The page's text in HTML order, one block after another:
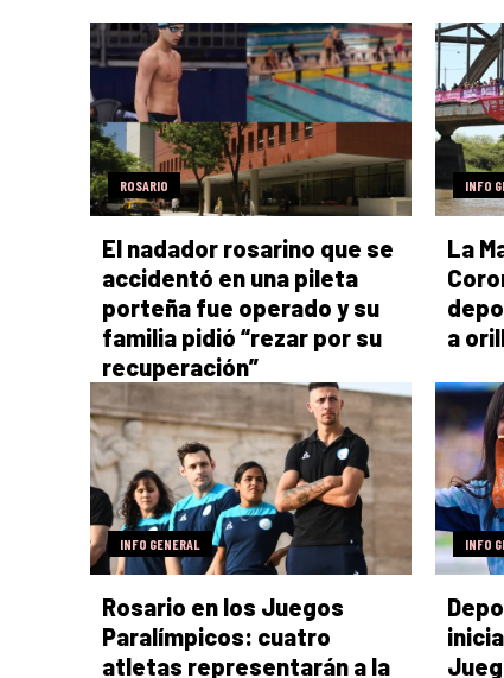
ROSARIO
El nadador rosarino que se
accidentó en una pileta
porteña fue operado y su
familia pidió “rezar por su
recuperación”
INFO
La
a
INFO GENERAL
Rosario en los Juegos
Paralímpicos: cuatro
atletas representarán a la
INFO